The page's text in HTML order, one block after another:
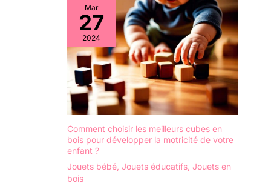
Mar
27
2024
Comment choisir les meilleurs cubes en
bois pour développer la motricité de votre
enfant ?
Jouets bébé Jouets éducatifs Jouets en
bois